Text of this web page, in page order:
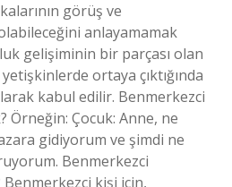
görüş ve
anlayamamak
gelişiminin bir parçası olan
ortaya çıktığında
kabul edilir. Benmerkezci
Örneğin: Çocuk: Anne, ne
gidiyorum ve şimdi ne
Benmerkezci
Benmerkezci kişi için,